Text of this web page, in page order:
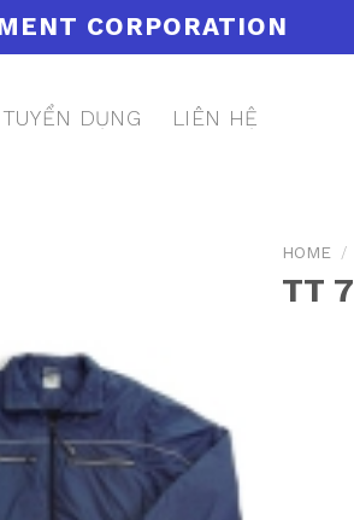
CORPORATION
TUYỂN DỤNG LIÊN HỆ
HOME /
TT 7